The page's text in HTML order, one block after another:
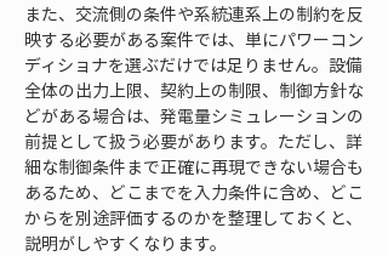
また、交流側の条件や系統連系上の制約を反
映する必要がある案件では、単にパワーコン
ディショナを選ぶだけでは足りません。設備
全体の出力上限、契約上の制限、制御方針な
どがある場合は、発電量シミュレーションの
前提として扱う必要があります。ただし、詳
細な制御条件まで正確に再現できない場合も
あるため、どこまでを入力条件に含め、どこ
からを別途評価するのかを整理しておくと、
説明がしやすくなります。